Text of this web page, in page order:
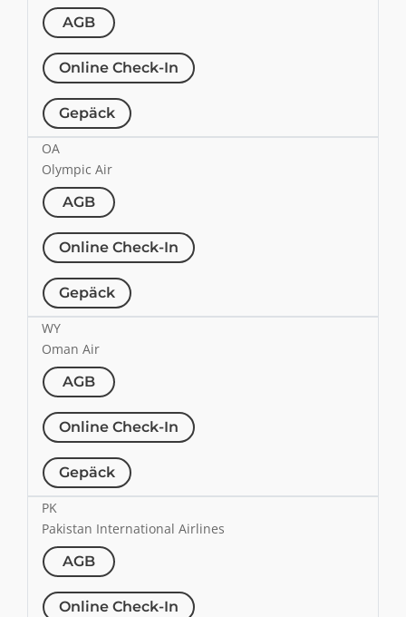
AGB
Online Check-In
Gepäck
OA
Olympic Air
AGB
Online Check-In
Gepäck
WY
Oman Air
AGB
Online Check-In
Gepäck
PK
Pakistan International Airlines
AGB
Online Check-In